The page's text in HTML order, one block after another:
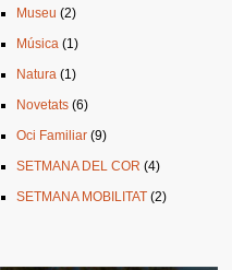
Museu (2)
Música (1)
Natura (1)
Novetats (6)
Oci Familiar (9)
SETMANA DEL COR (4)
SETMANA MOBILITAT (2)